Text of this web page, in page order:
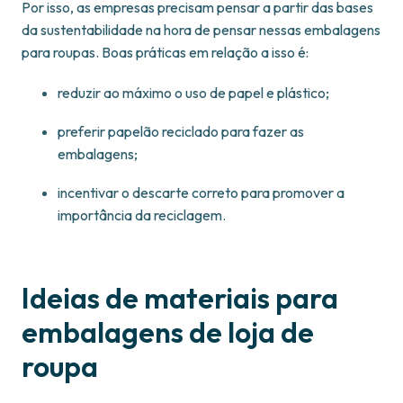
Por isso, as empresas precisam pensar a partir das bases
da sustentabilidade na hora de pensar nessas embalagens
para roupas. Boas práticas em relação a isso é:
reduzir ao máximo o uso de papel e plástico;
preferir papelão reciclado para fazer as
embalagens;
incentivar o descarte correto para promover a
importância da reciclagem.
Ideias de materiais para
embalagens de loja de
roupa